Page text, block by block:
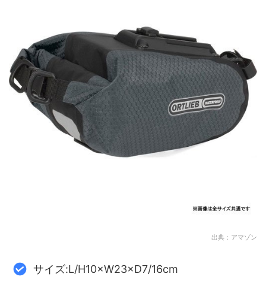
出典：アマゾン
サイズ:L/H10×W23×D7/16cm